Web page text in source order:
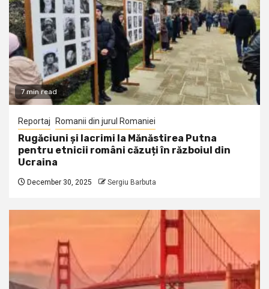
7 min read
Reportaj Romanii din jurul Romaniei
Rugăciuni și lacrimi la Mănăstirea Putna
pentru etnicii români căzuți în războiul din
Ucraina
December 30, 2025 Sergiu Barbuta